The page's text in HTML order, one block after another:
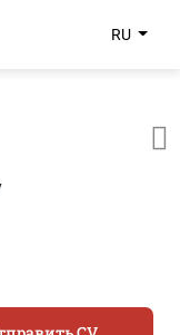
RU